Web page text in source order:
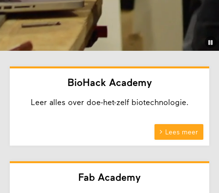
BioHack Academy
Leer alles over doe-het-zelf biotechnologie.
 Lees meer
Fab Academy